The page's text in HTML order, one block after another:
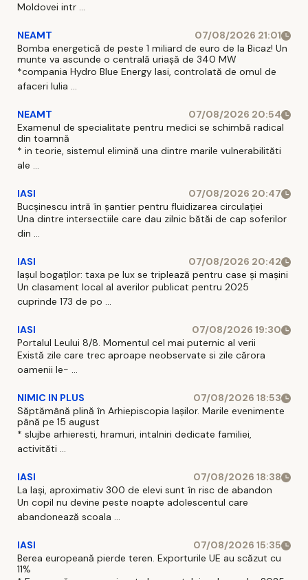
Moldovei intr ...
NEAMT
07/08/2026 21:01
Bomba energetică de peste 1 miliard de euro de la Bicaz! Un
munte va ascunde o centrală uriașă de 340 MW
*compania Hydro Blue Energy Iasi, controlată de omul de
afaceri Iulia ...
NEAMT
07/08/2026 20:54
Examenul de specialitate pentru medici se schimbă radical
din toamnă
* in teorie, sistemul elimină una dintre marile vulnerabilităti
ale ...
IASI
07/08/2026 20:47
Bucșinescu intră în șantier pentru fluidizarea circulației
Una dintre intersectiile care dau zilnic bătăi de cap soferilor
din ...
IASI
07/08/2026 20:42
Iașul bogaților: taxa pe lux se triplează pentru case și mașini
Un clasament local al averilor publicat pentru 2025
cuprinde 173 de po ...
IASI
07/08/2026 19:30
Portalul Leului 8/8. Momentul cel mai puternic al verii
Există zile care trec aproape neobservate si zile cărora
oamenii le- ...
NIMIC IN PLUS
07/08/2026 18:53
Săptămână plină în Arhiepiscopia Iașilor. Marile evenimente
până pe 15 august
* slujbe arhieresti, hramuri, intalniri dedicate familiei,
activităti ...
IASI
07/08/2026 18:38
La Iași, aproximativ 300 de elevi sunt în risc de abandon
Un copil nu devine peste noapte adolescentul care
abandonează scoala ...
IASI
07/08/2026 15:35
Berea europeană pierde teren. Exporturile UE au scăzut cu
11%